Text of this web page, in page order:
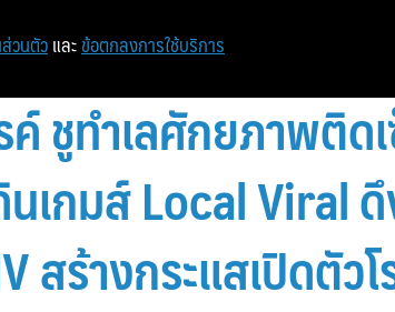
ชูทำเลศักยภาพติด
เกมส์ Local Viral
ร้างกระแสเปิดตัว
วนตัว และ ข้อตกลงการใช้บริการ